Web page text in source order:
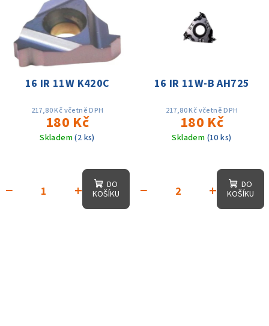
16 IR 11W K420C
217,80 Kč včetně DPH
180 Kč
Skladem(2 ks)
+
−
DO
KOŠÍKU
16 IR 11W-B AH725
217,80 Kč včetně DPH
180 Kč
Skladem (10 ks)
+
−
DO
KOŠÍKU